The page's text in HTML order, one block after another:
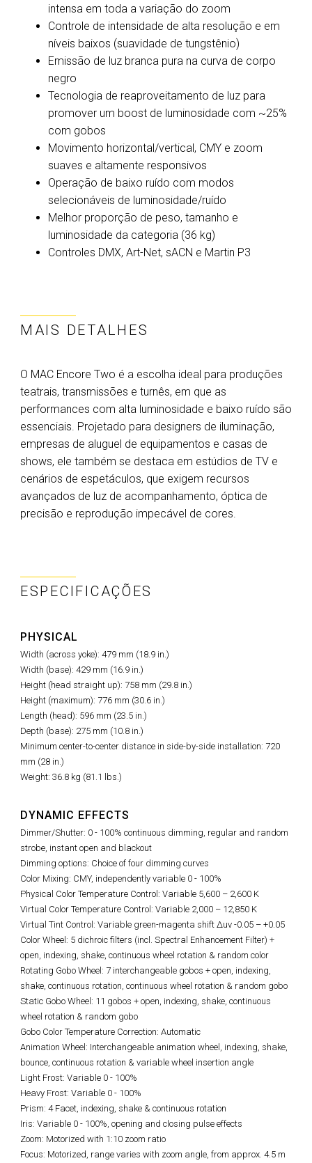
intensa em toda a variação do zoom
Controle de intensidade de alta resolução e em
níveis baixos (suavidade de tungstênio)
Emissão de luz branca pura na curva de corpo
negro
Tecnologia de reaproveitamento de luz para
promover um boost de luminosidade com ~25%
com gobos
Movimento horizontal/vertical, CMY e zoom
suaves e altamente responsivos
Operação de baixo ruído com modos
selecionáveis de luminosidade/ruído
Melhor proporção de peso, tamanho e
luminosidade da categoria (36 kg)
Controles DMX, Art-Net, sACN e Martin P3
MAIS DETALHES
O MAC Encore Two é a escolha ideal para produções
teatrais, transmissões e turnês, em que as
performances com alta luminosidade e baixo ruído são
essenciais. Projetado para designers de iluminação,
empresas de aluguel de equipamentos e casas de
shows, ele também se destaca em estúdios de TV e
cenários de espetáculos, que exigem recursos
avançados de luz de acompanhamento, óptica de
precisão e reprodução impecável de cores.
ESPECIFICAÇÕES
PHYSICAL
Width (across yoke): 479 mm (18.9 in.)
Width (base): 429 mm (16.9 in.)
Height (head straight up): 758 mm (29.8 in.)
Height (maximum): 776 mm (30.6 in.)
Length (head): 596 mm (23.5 in.)
Depth (base): 275 mm (10.8 in.)
Minimum center-to-center distance in side-by-side installation: 720
mm (28 in.)
Weight: 36.8 kg (81.1 lbs.)
DYNAMIC EFFECTS
Dimmer/Shutter: 0 - 100% continuous dimming, regular and random
strobe, instant open and blackout
Dimming options: Choice of four dimming curves
Color Mixing: CMY, independently variable 0 - 100%
Physical Color Temperature Control: Variable 5,600 – 2,600 K
Virtual Color Temperature Control: Variable 2,000 – 12,850 K
Virtual Tint Control: Variable green-magenta shift Δuv -0.05 – +0.05
Color Wheel: 5 dichroic filters (incl. Spectral Enhancement Filter) +
open, indexing, shake, continuous wheel rotation & random color
Rotating Gobo Wheel: 7 interchangeable gobos + open, indexing,
shake, continuous rotation, continuous wheel rotation & random gobo
Static Gobo Wheel: 11 gobos + open, indexing, shake, continuous
wheel rotation & random gobo
Gobo Color Temperature Correction: Automatic
Animation Wheel: Interchangeable animation wheel, indexing, shake,
bounce, continuous rotation & variable wheel insertion angle
Light Frost: Variable 0 - 100%
Heavy Frost: Variable 0 - 100%
Prism: 4 Facet, indexing, shake & continuous rotation
Iris: Variable 0 - 100%, opening and closing pulse effects
Zoom: Motorized with 1:10 zoom ratio
Focus: Motorized, range varies with zoom angle, from approx. 4.5 m